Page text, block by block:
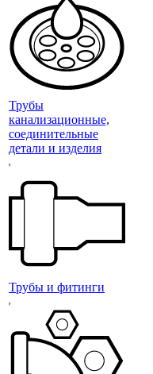
Трубы
канализационные,
соединительные
детали и изделия
Трубы и фитинги